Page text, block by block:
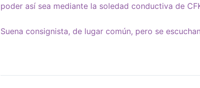
poder así sea mediante la soledad conductiva de
Suena consignista, de lugar común, pero se